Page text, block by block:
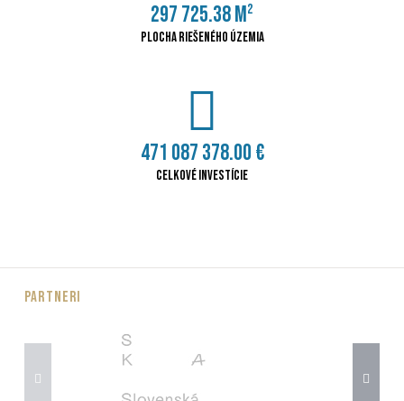
297 725.38m²
Plocha riešeného územia
471 087 378.00€
Celkové investície
Partneri